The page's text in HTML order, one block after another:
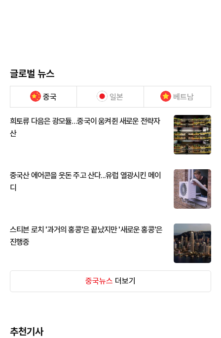
글로벌 뉴스
중국 일본 베트남
희토류 다음은 광모듈…중국이 움켜쥔 새로운 전략자
산
중국산 에어콘을 웃돈 주고 산다...유럽 열광시킨 메이
디
스티븐 로치 '과거의 홍콩'은 끝났지만 '새로운 홍콩'은
진행중
중국뉴스 더보기
추천기사